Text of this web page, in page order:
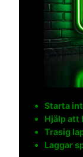
Starta
Hjälp att
Trasig
Laggar